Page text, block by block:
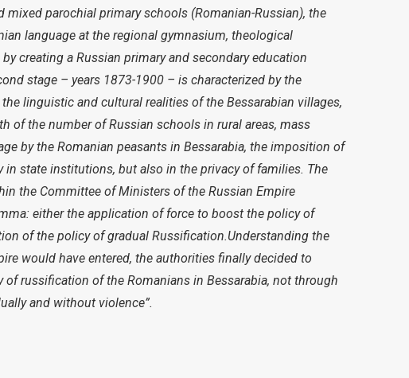
parochial primary schools (Romanian-Russian), the
language at the regional gymnasium, theological
creating a Russian primary and secondary education
stage – years 1873-1900 – is characterized by the
linguistic and cultural realities of the Bessarabian villages,
of the number of Russian schools in rural areas, mass
by the Romanian peasants in Bessarabia, the imposition of
in state institutions, but also in the privacy of families. The
the Committee of Ministers of the Russian Empire
either the application of force to boost the policy of
of the policy of gradual Russification.Understanding the
would have entered, the authorities finally decided to
of russification of the Romanians in Bessarabia, not through
and without violence”.